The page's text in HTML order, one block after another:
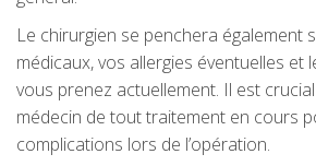
Le chirurgien se penchera également
médicaux, vos allergies éventuelles et
vous prenez actuellement. Il est
médecin de tout traitement en cours
complications lors de l’opération.